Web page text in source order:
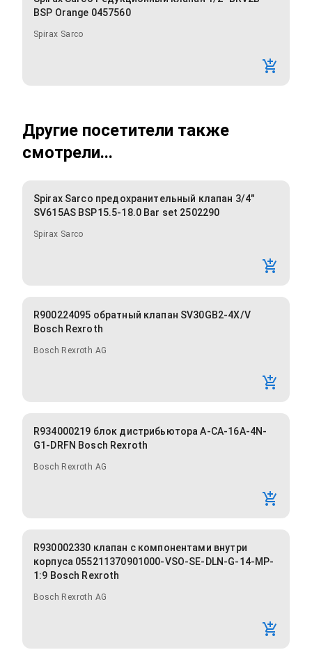
BSP Orange 0457560
Spirax Sarco
Другие посетители также
смотрели...
Spirax Sarco предохранительный клапан 3/4"
SV615AS BSP15.5-18.0 Bar set 2502290
Spirax Sarco
R900224095 обратный клапан SV30GB2-4X/V
Bosch Rexroth
Bosch Rexroth AG
R934000219 блок дистрибьютора A-CA-16A-4N-
G1-DRFN Bosch Rexroth
Bosch Rexroth AG
R930002330 клапан с компонентами внутри
корпуса 055211370901000-VSO-SE-DLN-G-14-MP-
1:9 Bosch Rexroth
Bosch Rexroth AG